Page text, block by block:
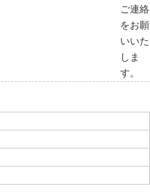
ご連絡
をお願
いいた
しま
す。